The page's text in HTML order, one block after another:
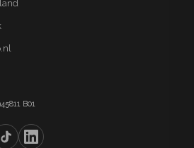
B01